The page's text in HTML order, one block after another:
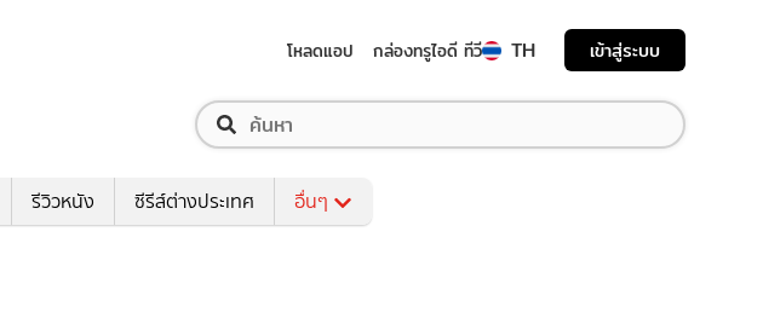
โหลดแอป กล่องทรูไอดี ทีวี TH เข้าสู่ระบบ
รีวิวหนัง ซีรีส์ต่างประเทศ อื่นๆ